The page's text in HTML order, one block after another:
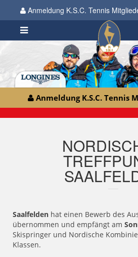
Anmeldung K.S.C. Tennis
Anmeldung K.S.C. Tennis
Saalfelden hat einen Bewerb des
übernommen und empfängt am
Skispringer und Nordische
Klassen.